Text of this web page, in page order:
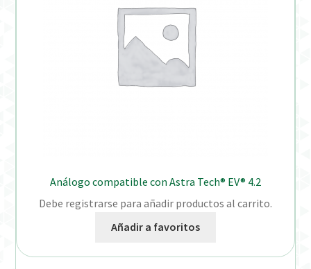
Análogo compatible con Astra Tech® EV® 4.2
Debe registrarse para añadir productos al carrito.
Añadir a favoritos